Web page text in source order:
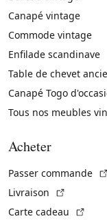
Canapé vintage
Commode vintage
Enfilade scandinave
Table de chevet
Canapé Togo
Tous nos meubles
Acheter
Passer commande
Livraison
Carte cadeau